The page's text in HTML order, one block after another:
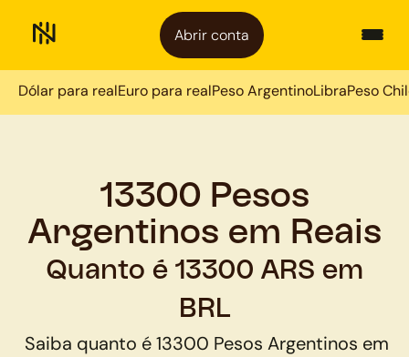
Abrir conta
Dólar para realEuro para realPeso ArgentinoLibraPeso
13300 Pesos
Argentinos em Reais
Quanto é 13300 ARS em
BRL
Saiba quanto é13300 Pesos Argentinos em